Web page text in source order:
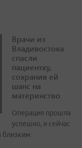
Врачи из
Владивостока
спасли
пациентку,
сохранив ей
шанс на
материнство
Операция прошла
успешно, и сейчас
близким